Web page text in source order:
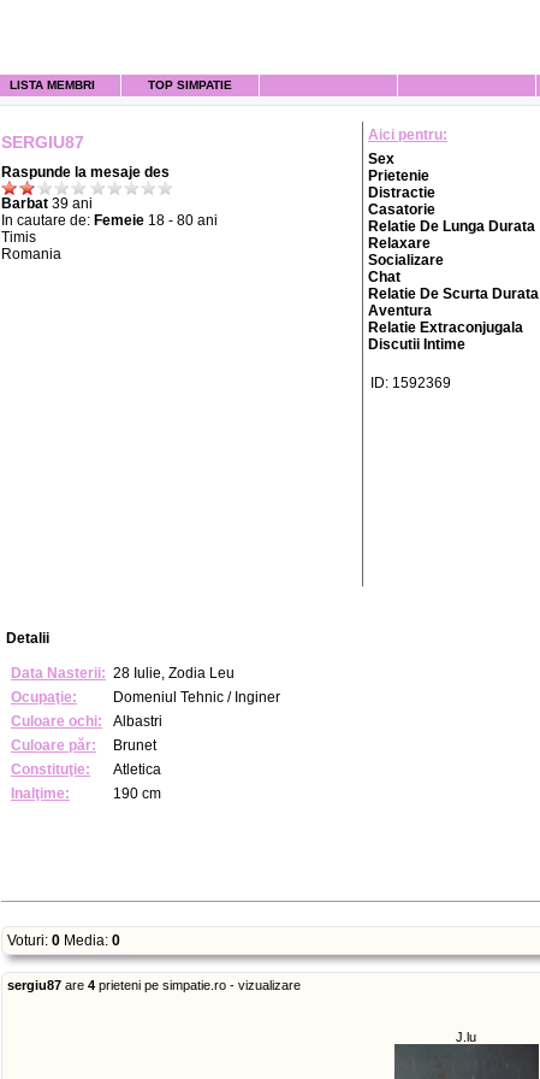
LISTA MEMBRI TOP SIMPATIE
SERGIU87
Raspunde la mesaje des
Barbat 39 ani
In cautare de: Femeie 18 - 80 ani
Timis
Romania
Aici pentru:
Sex
Prietenie
Distractie
Casatorie
Relatie De Lunga Durata
Relaxare
Socializare
Chat
Relatie De Scurta Durata
Aventura
Relatie Extraconjugala
Discutii Intime
ID: 1592369
Detalii
Data Nasterii: 28 Iulie, Zodia Leu
Ocupaţie:
Domeniul Tehnic / Inginer
Culoare ochi:
Albastri
Culoare păr:
Brunet
Constituţie:
Atletica
Inalţime:
190 cm
Voturi: 0 Media: 0
sergiu87 are 4 prieteni pe simpatie.ro - vizualizare
J.lu